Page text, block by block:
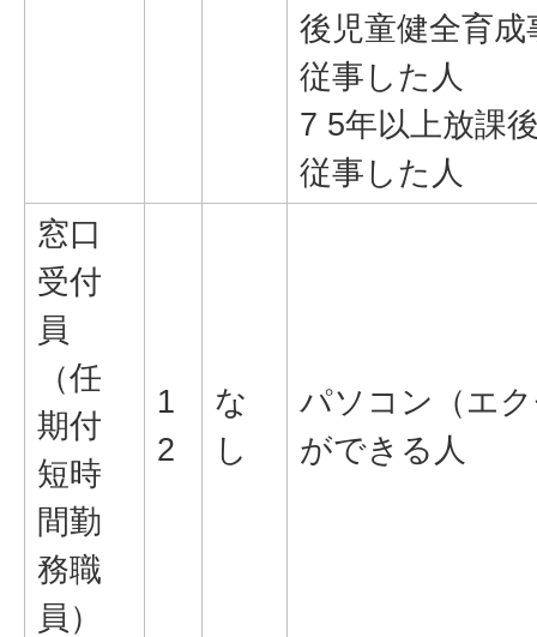
後児童健全育
従事した人
7 5年以上放課
従事した人
窓口
受付
員
（任
期付
短時
間勤
務職
員）
1
2
な
し
パソコン（エ
ができる人